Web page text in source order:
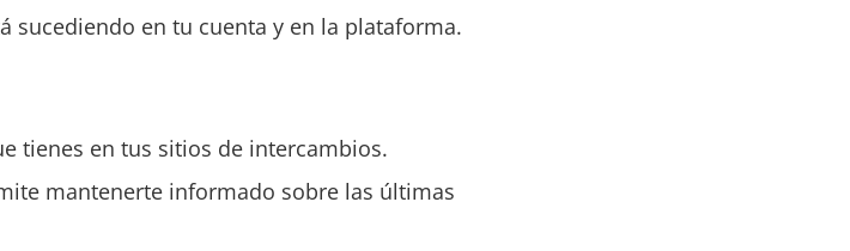
sucediendo en tu cuenta y en la plataforma.
tienes en tus sitios de intercambios.
mantenerte informado sobre las últimas